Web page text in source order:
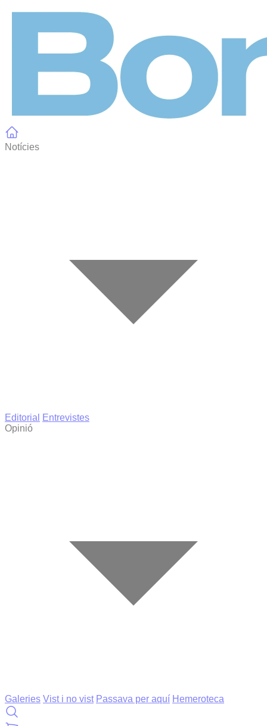
Notícies
Editorial
Entrevistes
Opinió
Galeries Vist i no vist Passava per aquí Hemeroteca